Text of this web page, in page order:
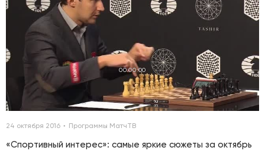
00:00:00
24 октября 2016 Программы МатчТВ
«Спортивный интерес»: самые яркие сюжеты за октябрь